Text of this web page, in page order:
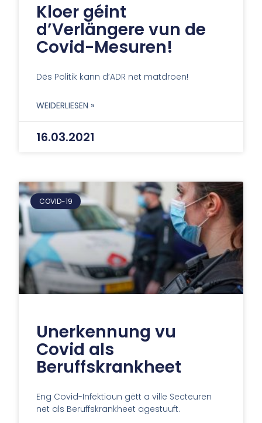
Kloer géint
d’Verlängere vun de
Covid-Mesuren!
Dës Politik kann d’ADR net matdroen!
WEIDERLIESEN »
16.03.2021
COVID-19
Unerkennung vu
Covid als
Beruffskrankheet
Eng Covid-Infektioun gëtt a ville Secteuren
net als Beruffskrankheet agestuuft.